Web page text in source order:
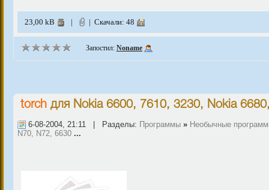
23,00 kB | | Скачали: 48
Запостил: Noname
torch для Nokia 6600, 7610, 3230, Nokia
6-08-2004, 21:11 | Разделы: Программы » Необычные
N70, N72, 6630 ...